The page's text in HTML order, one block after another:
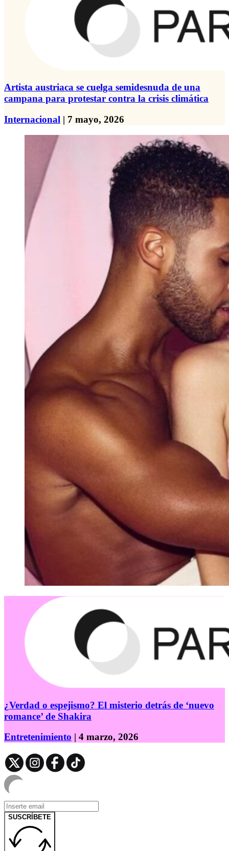
Artista austriaca se cuelga semidesnuda de una
campana para protestar contra la crisis climática
Internacional | 7 mayo, 2026
¿Verdad o espejismo? El misterio detrás de ‘nuevo
romance’ de Shakira
Entretenimiento | 4 marzo, 2026
SUSCRÍBETE